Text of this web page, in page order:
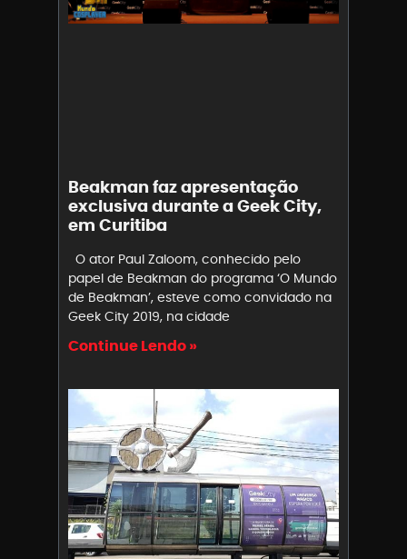
Beakman faz apresentação
exclusiva durante a Geek City,
em Curitiba
O ator Paul Zaloom, conhecido pelo
papel de Beakman do programa ‘O Mundo
de Beakman’, esteve como convidado na
Geek City 2019, na cidade
Continue Lendo »